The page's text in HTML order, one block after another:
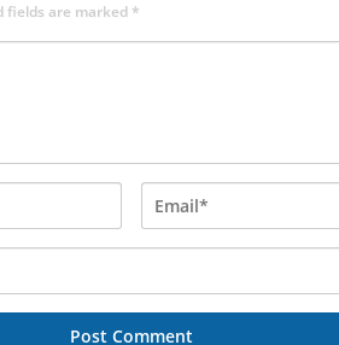
fields are marked*